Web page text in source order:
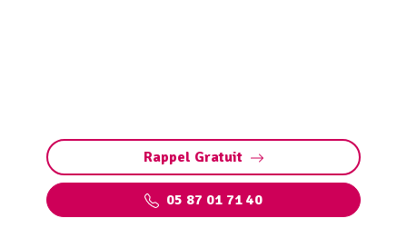
Rappel Gratuit
05 87 01 71 40